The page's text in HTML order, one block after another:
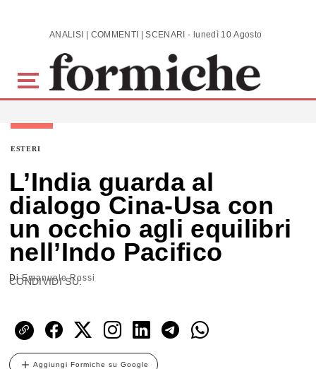
Skip to main content ANALISI | COMMENTI | SCENARI - lunedì 10 Agosto 2026
ESTERI
L’India guarda al
dialogo Cina-Usa con
un occhio agli equilibri
nell’Indo Pacifico
DiEmanuele Rossi
CONDIVIDI SU:
Aggiungi Formiche su Google